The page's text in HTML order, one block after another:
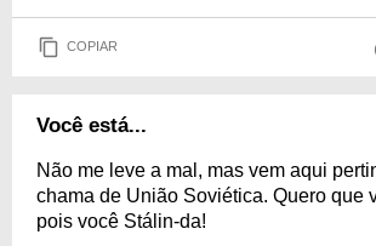
COPIAR
Você está...
Não me leve a mal, mas vem aqui
chama de União Soviética. Quero que
pois você Stálin-da!